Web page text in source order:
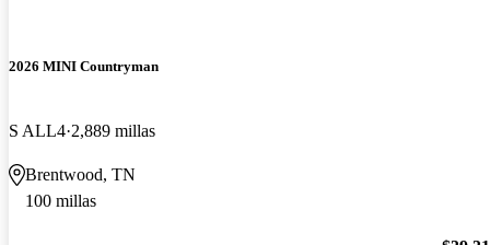
2026 MINI Countryman
S ALL4 2,889 millas
Brentwood, TN
100 millas